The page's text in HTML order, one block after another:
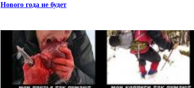
Нового года не будет